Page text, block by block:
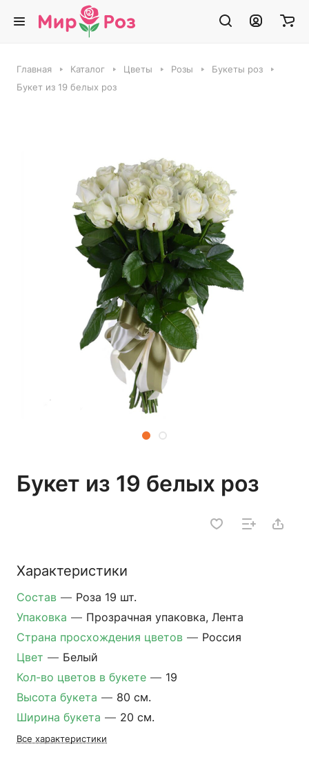
Главная Каталог Цветы Розы
Букеты роз
Букет из 19 белых роз
Букет из 19 белых роз
Характеристики
Состав — Роза 19 шт.
Упаковка — Прозрачная упаковка, Лента
Страна просхождения цветов — Россия
Цвет — Белый
Кол-во цветов в букете — 19
Высота букета — 80 см.
Ширина букета — 20 см.
Все характеристики